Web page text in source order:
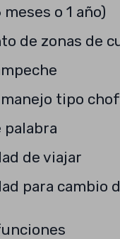
o 1 año)
de zonas de
manejo tipo
palabra
de viajar
para cambio